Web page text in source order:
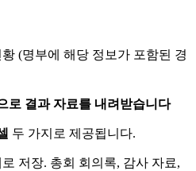
(명부에 해당 정보가 포함된 경
결과 자료를 내려받습니다
두 가지로 제공됩니다.
저장. 총회 회의록, 감사 자료,